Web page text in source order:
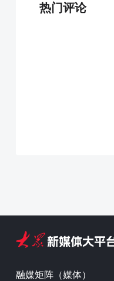
热门评论
融媒矩阵（媒体）